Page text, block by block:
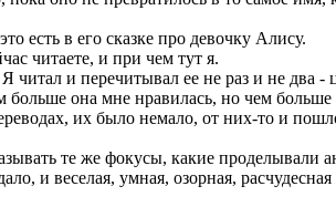
есть в его сказке про девочку Алису.
читаете, и при чем тут я.
и перечитывал ее не раз и не два -
она мне нравилась, но чем
их было немало, от них-то и
те же фокусы, какие проделывали
и веселая, умная, озорная,